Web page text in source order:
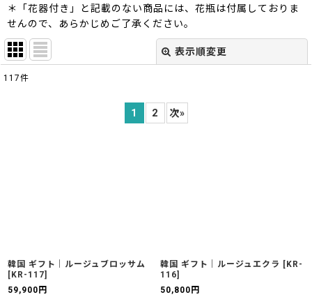
＊「花器付き」と記載のない商品には、花瓶は付属しておりま
せんので、あらかじめご了承ください。
表示順変更
117件
1 2 次»
韓国 ギフト｜ルージュブロッサム
[ KR-117]
59,900 円
韓国 ギフト｜ルージュエクラ [ KR-
116]
50,800 円